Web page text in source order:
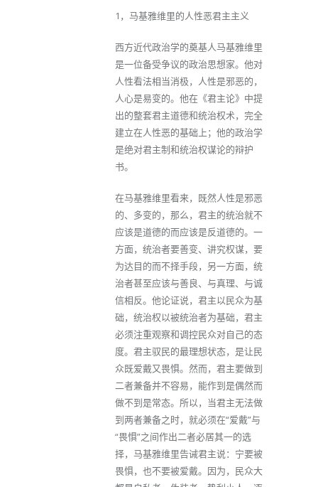
1，马基雅维里的人性恶君主主义
西方近代政治学的奠基人马基雅维里
是一位备受争议的政治思想家。他对
人性看法相当消极，人性是邪恶的，
人心是易变的。他在《君主论》中提
出的整套君主道德和统治权术，完全
建立在人性恶的基础上；他的政治学
是绝对君主制和统治权谋论的辩护
书。
在马基雅维里看来，既然人性是邪恶
的、多变的，那么，君主的统治就不
应该是道德的而应该是反道德的。一
方面，统治者要善变、讲究权谋，要
为达目的而不择手段，另一方面，统
治者甚至应该与善良、与真理、与诚
信相反。他论证说，君主以民众为基
础，统治权以被统治者为基础，君主
必须注重观察和调控民众对自己的态
度。君主驭民的最理想状态，是让民
众既爱戴又畏惧。然而，君主要做到
二者兼备并不容易，能作到是偶然而
做不到是常态。所以，当君主无法做
到两者兼备之时，就必须在“爱戴”与
“畏惧”之间作出二者必居其一的选
择，马基雅维里告诫君主说：宁要被
畏惧，也不要被爱戴。因为，民众大